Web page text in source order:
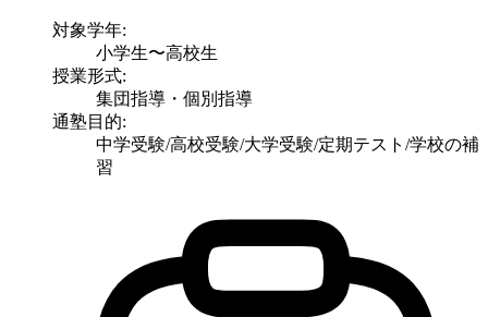
対象学年:
小学生〜高校生
授業形式:
集団指導・個別指導
通塾目的:
中学受験/高校受験/大学受験/定期テスト/学校の補
習